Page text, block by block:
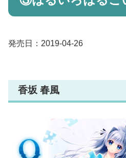
発売日：2019-04-26
香坂 春風